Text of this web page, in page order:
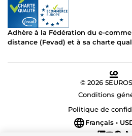
Adhère à la Fédération du e-
distance (Fevad) et à sa charte
© 2026
Conditions
Politique de
Français •